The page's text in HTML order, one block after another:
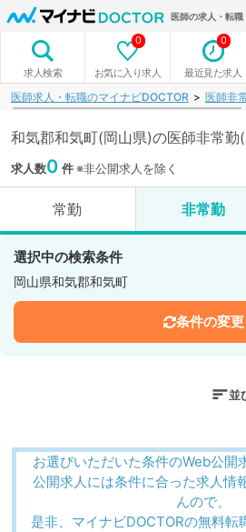
医師の求人・転
求人検索 お気に入り求人
0
最近見た求人
0
医師求人・転職のマイナビDOCTOR 医師非
和気郡和気町(岡山県)の医師非常
求人数0 件※非公開求人を除く
常勤 非常勤
選択中の検索条件
岡山県和気郡和気町
条件の変更
並
お選びいただいた条件のWeb公開
公開求人には条件に合った求人情
んので、
是非、マイナビDOCTORの無料転